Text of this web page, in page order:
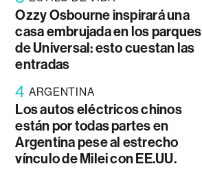
Ozzy Osbourne inspirará una
casa embrujada en los parques
de Universal: esto cuestan las
entradas
4 ARGENTINA
Los autos eléctricos chinos
están por todas partes en
Argentina pese al estrecho
vínculo de Milei con EE.UU.